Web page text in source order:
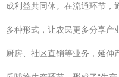
成利益共同体。在流通环节，
多种形式，让农民更多分享产
厨房、社区直销等业务，延伸